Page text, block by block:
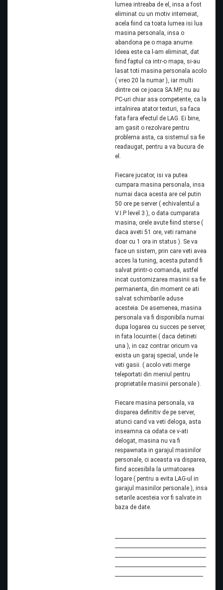
lumea intreaba de el, insa a fost
eliminat cu un motiv intemeiat,
acela fiind ca toata lumea isi lua
masina personala, insa o
abandona pe o mapa anume.
Ideea este ca l-am eliminat, dat
fiind faptul ca intr-o mapa, si-au
lasat toti masina personala acolo
( vreo 20 la numar ), iar multi
dintre cei ce joaca SA:MP, nu au
PC-uri chiar asa competente, ca la
intalnirea atator texturi, sa faca
fata fara efectul de LAG. Ei bine,
am gasit o rezolvare pentru
problema asta, ca sistemul sa fie
readaugat, pentru a va bucura de
el.
Fiecare jucator, isi va putea
cumpara masina personala, insa
numai daca acesta are cel putin
50 ore pe server ( echivalentul a
V.I.P level 3 ), o data cumparata
masina, orele avute fiind sterse (
daca aveti 51 ore, veti ramane
doar cu 1 ora in status ). Se va
face un sistem, prin care veti avea
acces la tuning, acesta putand fi
salvat printr-o comanda, astfel
incat customizarea masinii sa fie
permanenta, din moment ce ati
salvat schimbarile aduse
acesteia. De asemenea, masina
personala va fi disponibila numai
dupa logarea cu succes pe server,
in fata locuintei ( daca detineti
una ), in caz contrar oricum va
exista un garaj special, unde le
veti gasii. ( acolo veti merge
teleportati din meniul pentru
proprietatile masinii personale ).
Fiecare masina personala, va
disparea definitiv de pe server,
atunci cand va veti deloga, asta
inseamna ca odata ce v-ati
delogat, masina nu va fi
respawnata in garajul masinilor
personale, ci aceasta va disparea,
fiind accesibila la urmatoarea
logare ( pentru a evita LAG-ul in
garajul masinilor personale ), insa
setarile acesteia vor fi salvate in
baza de date.